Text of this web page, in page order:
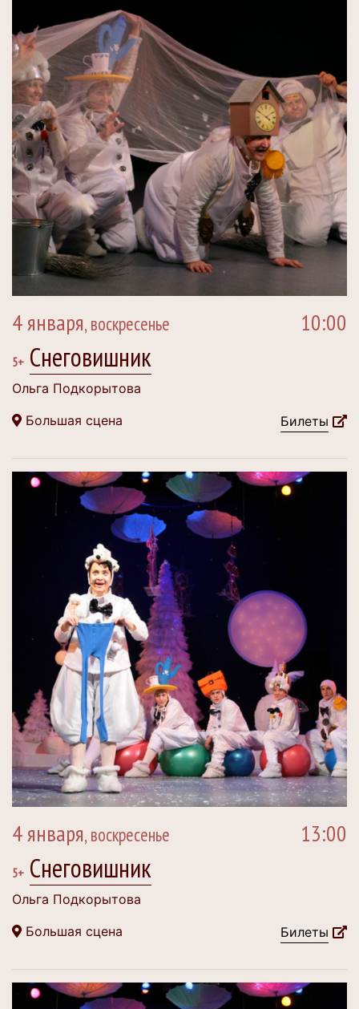
4 января, воскресенье 10:00
5+ Снеговишник
Ольга Подкорытова
Большая сцена
Билеты
4 января, воскресенье 13:00
5+ Снеговишник
Ольга Подкорытова
Большая сцена
Билеты